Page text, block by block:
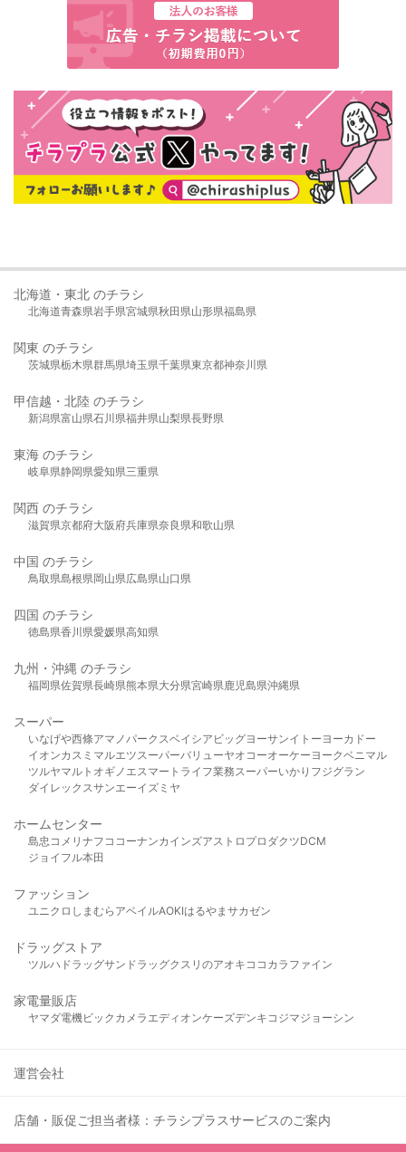
北海道・東北 のチラシ
北海道青森県岩手県宮城県秋田県山形県福島県
関東 のチラシ
茨城県栃木県群馬県埼玉県千葉県東京都神奈川県
甲信越・北陸 のチラシ
新潟県富山県石川県福井県山梨県長野県
東海 のチラシ
岐阜県静岡県愛知県三重県
関西 のチラシ
滋賀県京都府大阪府兵庫県奈良県和歌山県
中国 のチラシ
鳥取県島根県岡山県広島県山口県
四国 のチラシ
徳島県香川県愛媛県高知県
九州・沖縄 のチラシ
福岡県佐賀県長崎県熊本県大分県宮崎県鹿児島県沖縄県
スーパー
いなげや西條アマノパークスベイシア ビッグヨーサンイトーヨーカドー
イオンカスミ マルエツスーパーバリューヤオコーオーケー ヨークベニマル
ツルヤマルト オギノ エスマート ライフ業務スーパーいかり フジグラン
ダイレックスサンエーイズミヤ
ホームセンター
島忠 コメリ ナフコ コーナンカインズアストロプロダクツDCM
ジョイフル本田
ファッション
ユニクロ しまむら アベイルAOKIはるやま サカゼン
ドラッグストア
ツルハドラッグサンドラッグクスリのアオキ ココカラファイン
家電量販店
ヤマダ電機ビックカメラ エディオンケーズデンキ コジマジョーシン
運営会社
店舗・販促ご担当者様：チラシプラスサービスのご案内